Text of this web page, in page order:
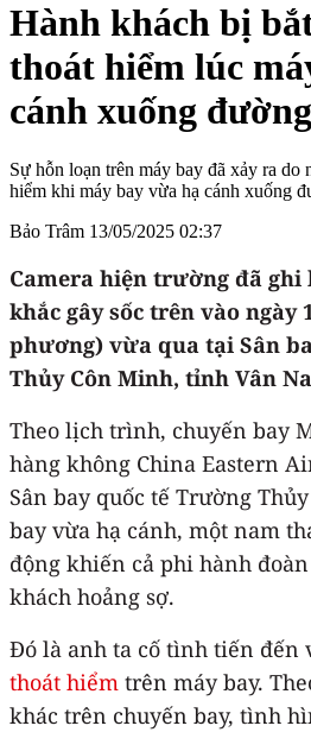
Hành khách bị
thoát hiểm lúc
cánh xuống
Sự hỗn loạn trên máy bay đã xảy ra do
hiểm khi máy bay vừa hạ cánh xuống
Bảo Trâm 13/05/2025 02:37
Camera hiện trường đã
khắc gây sốc trên vào ngày
phương) vừa qua tại Sân
Thủy Côn Minh, tỉnh Vân
Theo lịch trình, chuyến bay
hàng không China Eastern
Sân bay quốc tế Trường
bay vừa hạ cánh, một nam
động khiến cả phi hành
khách hoảng sợ.
Đó là anh ta cố tình tiến đến
thoát hiểm trên máy bay.
khác trên chuyến bay, tình